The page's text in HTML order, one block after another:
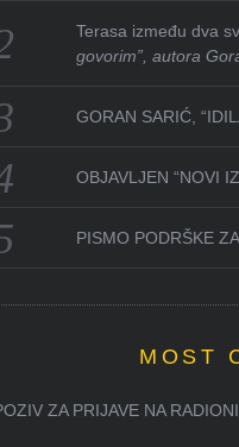
Terasa između dva
govorim”, autora
GORAN SARIĆ,
OBJAVLJEN “NOVI
PISMO PODRŠKE
MOST
ZA PRIJAVE NA